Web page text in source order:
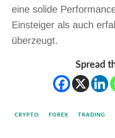
eine solide
Einsteiger als auch
überzeugt.
Spread
CRYPTO FOREX TRADING